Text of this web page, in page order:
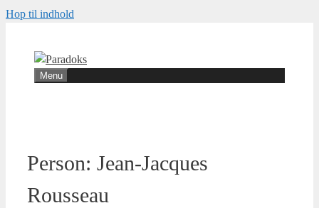
Hop til indhold
Menu
Person: Jean-Jacques
Rousseau